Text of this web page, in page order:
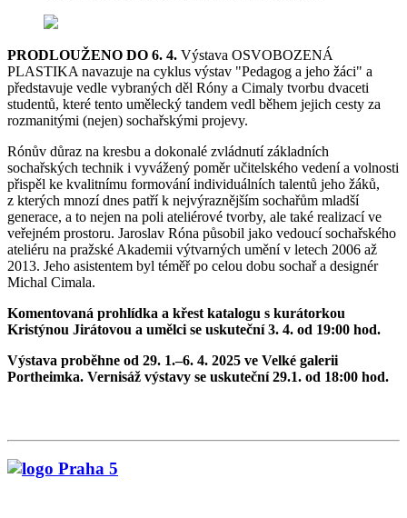
PRODLOUŽENO DO 6. 4. Výstava OSVOBOZENÁ
PLASTIKA navazuje na cyklus výstav "Pedagog a jeho žáci" a
představuje vedle vybraných děl Róny a Cimaly tvorbu dvaceti
studentů, které tento umělecký tandem vedl během jejich cesty za
rozmanitými (nejen) sochařskými projevy.
Rónův důraz na kresbu a dokonalé zvládnutí základních
sochařských technik i vyvážený poměr učitelského vedení a volnosti
přispěl ke kvalitnímu formování individuálních talentů jeho žáků,
z kterých mnozí dnes patří k nejvýraznějším sochařům mladší
generace, a to nejen na poli ateliérové tvorby, ale také realizací ve
veřejném prostoru. Jaroslav Róna působil jako vedoucí sochařského
ateliéru na pražské Akademii výtvarných umění v letech 2006 až
2013. Jeho asistentem byl téměř po celou dobu sochař a designér
Michal Cimala.
Komentovaná prohlídka a křest katalogu s kurátorkou
Kristýnou Jirátovou a umělci se uskuteční 3. 4. od 19:00 hod.
Výstava proběhne od 29. 1.–6. 4. 2025 ve Velké galerii
Portheimka. Vernisáž výstavy se uskuteční 29.1. od 18:00 hod.